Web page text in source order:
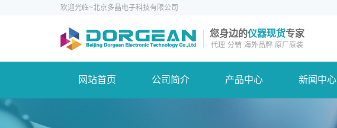
欢迎光临~北京多晶电子科技有限公司
您身边的仪器现货专家
代理 分销 海外品牌 原厂原装
网站首页 公司简介 产品中心 新闻中心